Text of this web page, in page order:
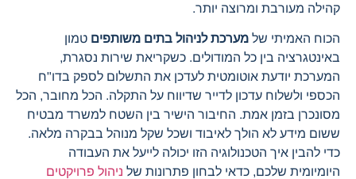
קהילה מעורבת ומרוצה יותר.
הכוח האמיתי של מערכת לניהול בתים משותפים טמון
באינטגרציה בין כל המודולים. כשקריאת שירות נסגרת,
המערכת יודעת אוטומטית לעדכן את התשלום לספק בדו"ח
הכספי ולשלוח עדכון לדייר שדיווח על התקלה. הכל מחובר, הכל
מסונכרן בזמן אמת. החיבור הישיר בין השטח למשרד מבטיח
ששום מידע לא הולך לאיבוד ושכל שקל מנוהל בבקרה מלאה.
כדי להבין איך הטכנולוגיה הזו יכולה לייעל את העבודה
היומיומית שלכם, כדאי לבחון פתרונות של ניהול פרויקטים